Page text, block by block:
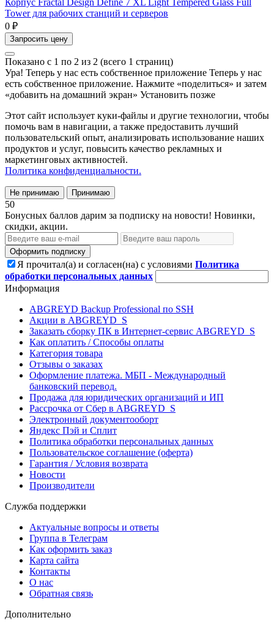
Tower для рабочих станций и серверов
0 ₽
Запросить цену
Показано с 1 по 2 из 2 (всего 1 страниц)
Ура! Теперь у нас есть собственное приложение Теперь у нас
есть собственное приложение. Нажмите «поделиться» и затем
«добавить на домашний экран» Установить позже
Этот сайт использует куки-файлы и другие технологии, чтобы
помочь вам в навигации, а также предоставить лучший
пользовательский опыт, анализировать использование наших
продуктов и услуг, повысить качество рекламных и
маркетинговых активностей.
Политика конфиденциальности.
Не принимаю Принимаю
50
Бонусных баллов дарим за подписку на новости! Новинки,
скидки, акции.
Оформить подписку
Я прочитал(а) и согласен(на) с условиями Политика
обработки персональных данных
Информация
ABGREYD Backup Professional по SSH
Акции в ABGREYD_S
Заказать сборку ПК в Интернет-сервис ABGREYD_S
Как оплатить / Способы оплаты
Категория товара
Отзывы о заказах
Оформление платежа. МБП - Международный
банковский перевод.
Продажа для юридических организаций и ИП
Рассрочка от Сбер в ABGREYD_S
Электронный документооборт
Яндекс Пэй и Сплит
Политика обработки персональных данных
Пользовательское соглашение (оферта)
Гарантия / Условия возврата
Новости
Производители
Служба поддержки
Актуальные вопросы и ответы
Группа в Телеграм
Как оформить заказ
Карта сайта
Контакты
О нас
Обратная связь
Дополнительно